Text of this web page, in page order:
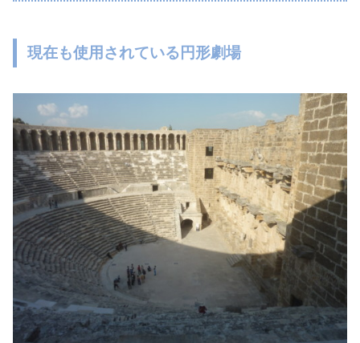
現在も使用されている円形劇場